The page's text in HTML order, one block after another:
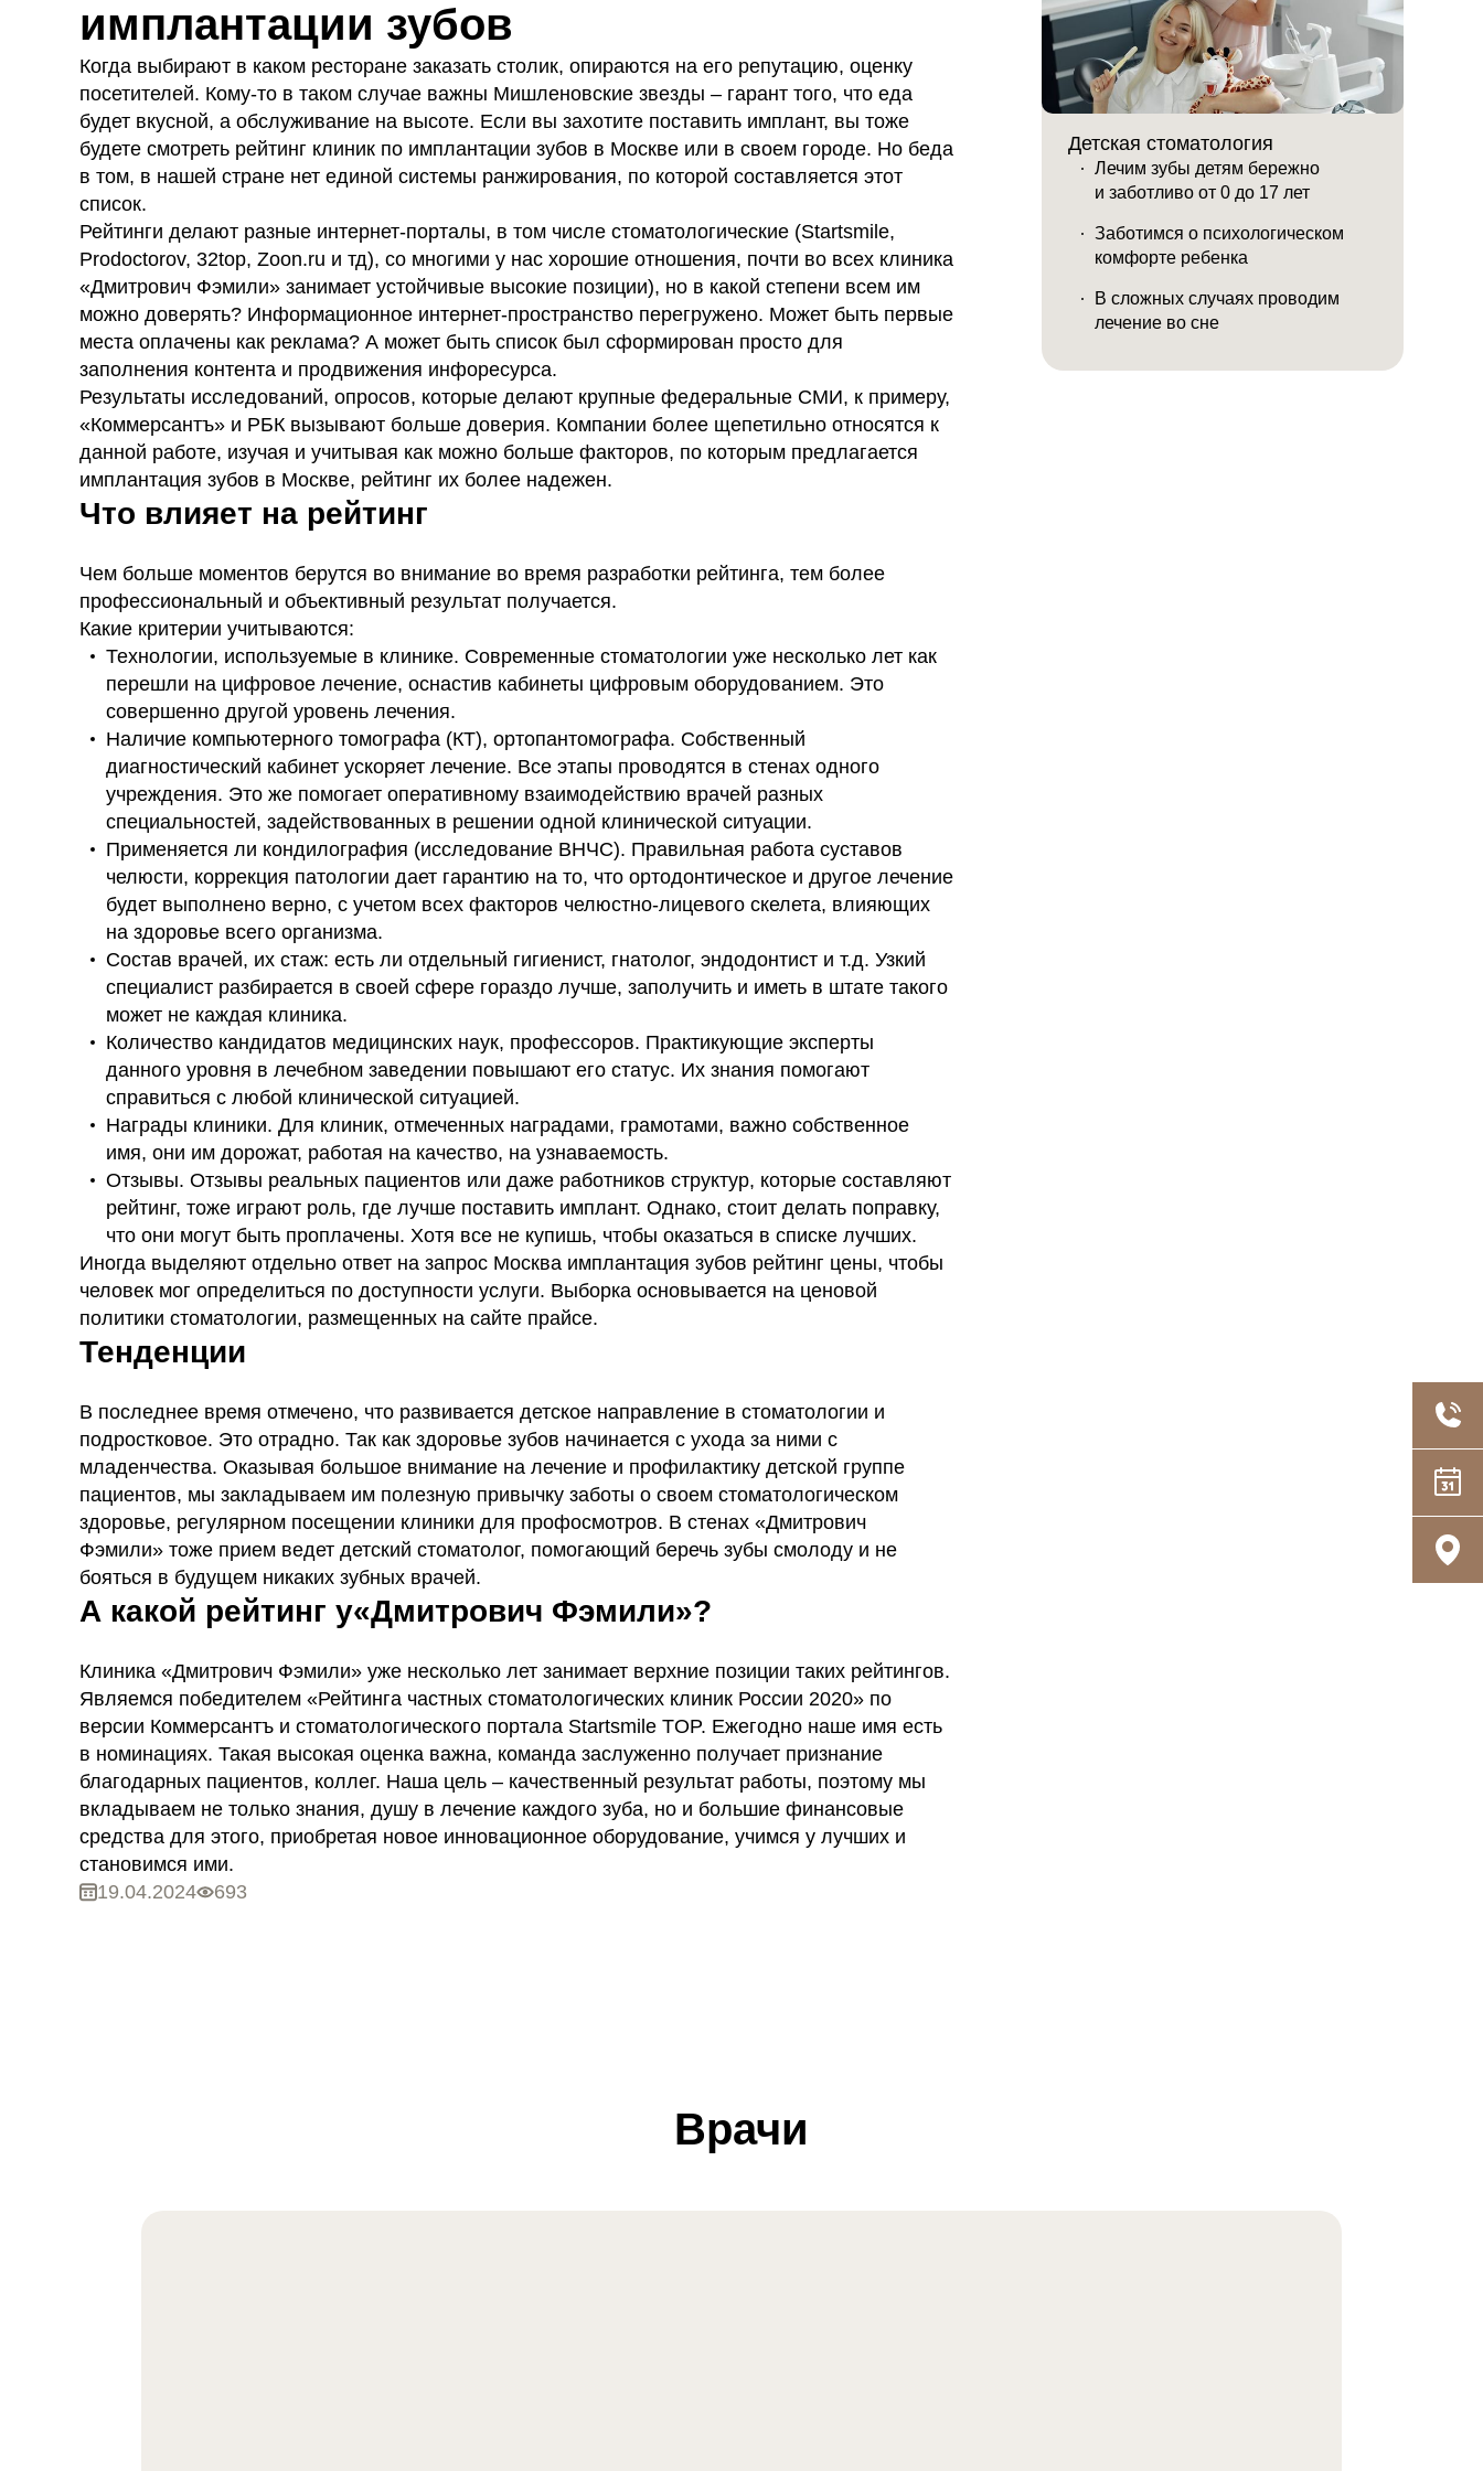
Зубные мини-импланты
Костная пластика нижней челюсти
имплантации зубов
Когда выбирают в каком ресторане заказать столик, опираются на его репутацию, оценку
посетителей. Кому-то в таком случае важны Мишленовские звезды – гарант того, что еда
будет вкусной, а обслуживание на высоте. Если вы захотите поставить имплант, вы тоже
будете смотреть рейтинг клиник по имплантации зубов в Москве или в своем городе. Но беда
в том, в нашей стране нет единой системы ранжирования, по которой составляется этот
список.
Рейтинги делают разные интернет-порталы, в том числе стоматологические (Startsmile,
Prodoctorov, 32top, Zoon.ru и тд), со многими у нас хорошие отношения, почти во всех клиника
«Дмитрович Фэмили» занимает устойчивые высокие позиции), но в какой степени всем им
можно доверять? Информационное интернет-пространство перегружено. Может быть первые
места оплачены как реклама? А может быть список был сформирован просто для
заполнения контента и продвижения инфоресурса.
Результаты исследований, опросов, которые делают крупные федеральные СМИ, к примеру,
«Коммерсантъ» и РБК вызывают больше доверия. Компании более щепетильно относятся к
данной работе, изучая и учитывая как можно больше факторов, по которым предлагается
имплантация зубов в Москве, рейтинг их более надежен.
Что влияет на рейтинг
Чем больше моментов берутся во внимание во время разработки рейтинга, тем более
профессиональный и объективный результат получается.
Какие критерии учитываются:
Технологии, используемые в клинике. Современные стоматологии уже несколько лет как
перешли на цифровое лечение, оснастив кабинеты цифровым оборудованием. Это
совершенно другой уровень лечения.
Наличие компьютерного томографа (КТ), ортопантомографа. Собственный
диагностический кабинет ускоряет лечение. Все этапы проводятся в стенах одного
учреждения. Это же помогает оперативному взаимодействию врачей разных
специальностей, задействованных в решении одной клинической ситуации.
Применяется ли кондилография (исследование ВНЧС). Правильная работа суставов
челюсти, коррекция патологии дает гарантию на то, что ортодонтическое и другое лечение
будет выполнено верно, с учетом всех факторов челюстно-лицевого скелета, влияющих
на здоровье всего организма.
Состав врачей, их стаж: есть ли отдельный гигиенист, гнатолог, эндодонтист и т.д. Узкий
специалист разбирается в своей сфере гораздо лучше, заполучить и иметь в штате такого
может не каждая клиника.
Количество кандидатов медицинских наук, профессоров. Практикующие эксперты
данного уровня в лечебном заведении повышают его статус. Их знания помогают
справиться с любой клинической ситуацией.
Награды клиники. Для клиник, отмеченных наградами, грамотами, важно собственное
имя, они им дорожат, работая на качество, на узнаваемость.
Отзывы. Отзывы реальных пациентов или даже работников структур, которые составляют
рейтинг, тоже играют роль, где лучше поставить имплант. Однако, стоит делать поправку,
что они могут быть проплачены. Хотя все не купишь, чтобы оказаться в списке лучших.
Иногда выделяют отдельно ответ на запрос Москва имплантация зубов рейтинг цены, чтобы
человек мог определиться по доступности услуги. Выборка основывается на ценовой
политики стоматологии, размещенных на сайте прайсе.
Тенденции
В последнее время отмечено, что развивается детское направление в стоматологии и
подростковое. Это отрадно. Так как здоровье зубов начинается с ухода за ними с
младенчества. Оказывая большое внимание на лечение и профилактику детской группе
пациентов, мы закладываем им полезную привычку заботы о своем стоматологическом
здоровье, регулярном посещении клиники для профосмотров. В стенах «Дмитрович
Фэмили» тоже прием ведет детский стоматолог, помогающий беречь зубы смолоду и не
бояться в будущем никаких зубных врачей.
А какой рейтинг у«Дмитрович Фэмили»?
Клиника «Дмитрович Фэмили» уже несколько лет занимает верхние позиции таких рейтингов.
Являемся победителем «Рейтинга частных стоматологических клиник России 2020» по
версии Коммерсантъ и стоматологического портала Startsmile TOP. Ежегодно наше имя есть
в номинациях. Такая высокая оценка важна, команда заслуженно получает признание
благодарных пациентов, коллег. Наша цель – качественный результат работы, поэтому мы
вкладываем не только знания, душу в лечение каждого зуба, но и большие финансовые
средства для этого, приобретая новое инновационное оборудование, учимся у лучших и
становимся ими.
19.04.2024
693
Детская стоматология
Лечим зубы детям бережно
и заботливо от 0 до 17 лет
Заботимся о психологическом
комфорте ребенка
В сложных случаях проводим
лечение во сне
Врачи